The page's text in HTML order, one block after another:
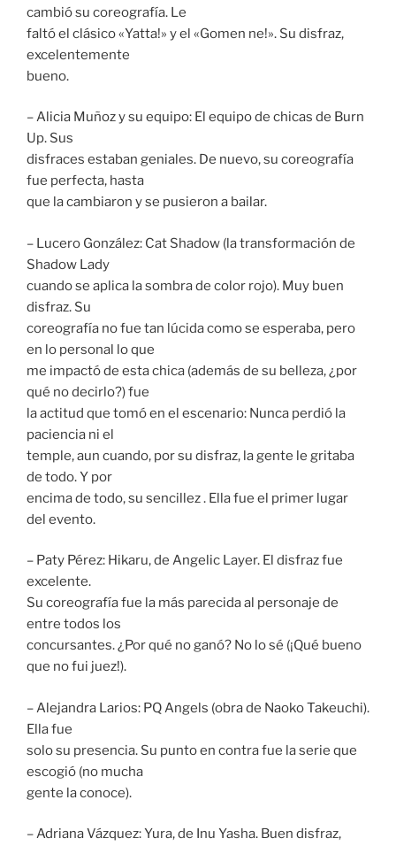
cambió su coreografía. Le
faltó el clásico «Yatta!» y el «Gomen ne!». Su disfraz,
excelentemente
bueno.
– Alicia Muñoz y su equipo: El equipo de chicas de Burn
Up. Sus
disfraces estaban geniales. De nuevo, su coreografía
fue perfecta, hasta
que la cambiaron y se pusieron a bailar.
– Lucero González: Cat Shadow (la transformación de
Shadow Lady
cuando se aplica la sombra de color rojo). Muy buen
disfraz. Su
coreografía no fue tan lúcida como se esperaba, pero
en lo personal lo que
me impactó de esta chica (además de su belleza, ¿por
qué no decirlo?) fue
la actitud que tomó en el escenario: Nunca perdió la
paciencia ni el
temple, aun cuando, por su disfraz, la gente le gritaba
de todo. Y por
encima de todo, su sencillez . Ella fue el primer lugar
del evento.
– Paty Pérez: Hikaru, de Angelic Layer. El disfraz fue
excelente.
Su coreografía fue la más parecida al personaje de
entre todos los
concursantes. ¿Por qué no ganó? No lo sé (¡Qué bueno
que no fui juez!).
– Alejandra Larios: PQ Angels (obra de Naoko Takeuchi).
Ella fue
solo su presencia. Su punto en contra fue la serie que
escogió (no mucha
gente la conoce).
– Adriana Vázquez: Yura, de Inu Yasha. Buen disfraz,